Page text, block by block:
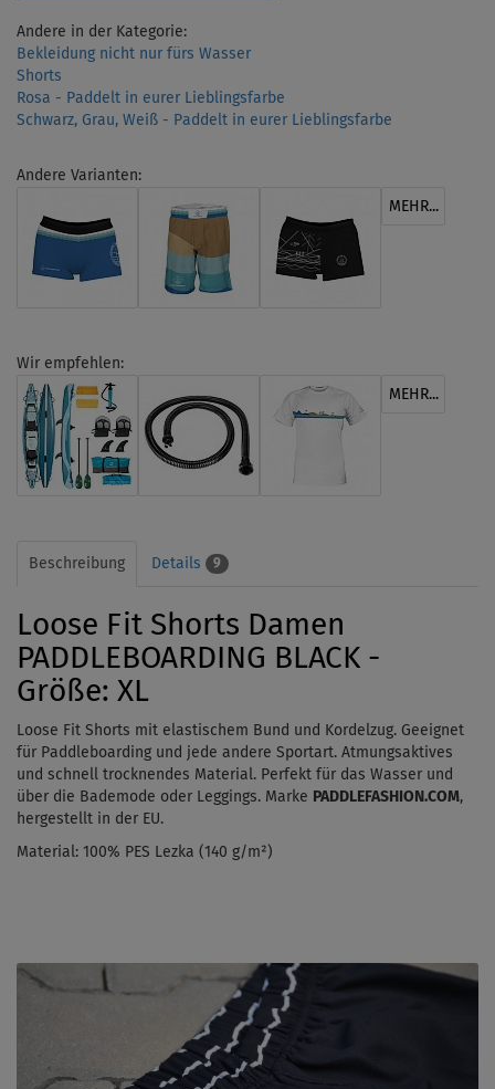
Andere in der Kategorie:
Bekleidung nicht nur fürs Wasser
Shorts
Rosa - Paddelt in eurer Lieblingsfarbe
Schwarz, Grau, Weiß - Paddelt in eurer Lieblingsfarbe
Andere Varianten:
MEHR...
Wir empfehlen:
MEHR...
Beschreibung Details 9
Loose Fit Shorts Damen
PADDLEBOARDING BLACK -
Größe: XL
Loose Fit Shorts mit elastischem Bund und Kordelzug. Geeignet
für Paddleboarding und jede andere Sportart. Atmungsaktives
und schnell trocknendes Material. Perfekt für das Wasser und
über die Bademode oder Leggings. Marke PADDLEFASHION.COM,
hergestellt in der EU.
Material: 100% PES Lezka (140 g/m²)